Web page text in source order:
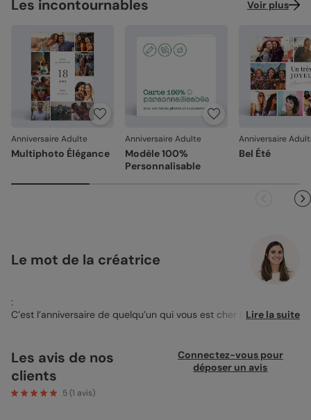
Les incontournables Voir plus
Anniversaire Adulte
Multiphoto Élégance
Anniversaire Adulte
Modèle 100%
Personnalisable
Anniversaire
Bel Été
Le mot de la créatrice
:
C’est l’anniversaire de quelqu’un qui vous est cher ! Envoyez lui
postale ! Mais comment envoyer de l’amour à distance ? C’est
très simple ! 1) Choisissez une photo toute pleine d’amour pour
personnaliser votre Carte Postale Bisous 2) Rédigez votre texte
plein de tendresse (ou personnalisez celui déjà préinscrit) 3) Un
Lire la suite
Les avis de nos
clients
5(1 avis)
Connectez-vous pour
déposer un avis